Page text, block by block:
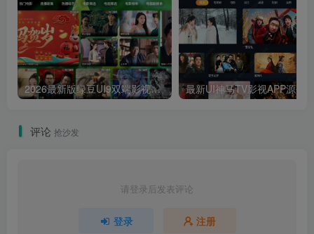
2026最新版绿豆UI9双端影视APP源码
评论 抢沙发
请登录后发表评论
登录 注册